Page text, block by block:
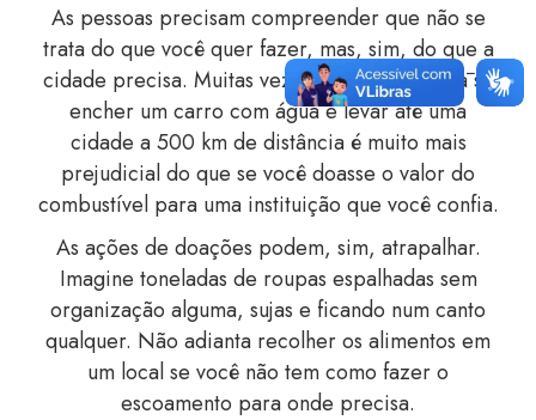
As pessoas precisam compreender que não se
trata do que você quer fazer, mas, sim, do que a
cidade precisa. Muitas vezes, a logística para se
encher um carro com água e levar até uma
cidade a 500 km de distância é muito mais
prejudicial do que se você doasse o valor do
combustível para uma instituição que você confia.
As ações de doações podem, sim, atrapalhar.
Imagine toneladas de roupas espalhadas sem
organização alguma, sujas e ficando num canto
qualquer. Não adianta recolher os alimentos em
um local se você não tem como fazer o
escoamento para onde precisa.